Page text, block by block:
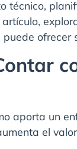
técnico,
ofrecer
aporta un
el